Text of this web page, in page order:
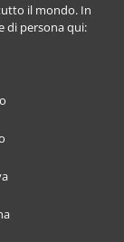
il mondo. In
di persona qui: